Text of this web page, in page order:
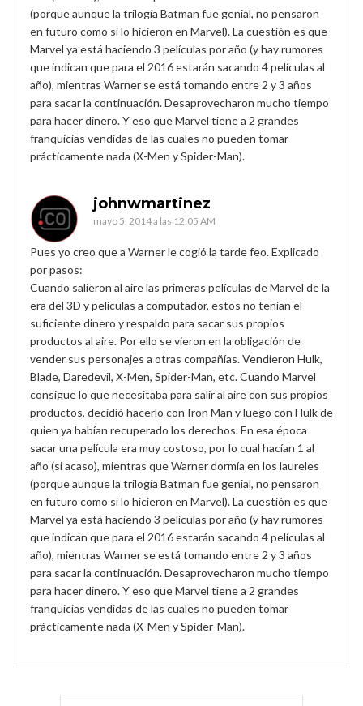
(porque aunque la trilogía Batman fue genial, no pensaron
en futuro como sí lo hicieron en Marvel). La cuestión es que
Marvel ya está haciendo 3 películas por año (y hay rumores
que indican que para el 2016 estarán sacando 4 películas al
año), mientras Warner se está tomando entre 2 y 3 años
para sacar la continuación. Desaprovecharon mucho tiempo
para hacer dinero. Y eso que Marvel tiene a 2 grandes
franquicias vendidas de las cuales no pueden tomar
prácticamente nada (X-Men y Spider-Man).
johnwmartinez
mayo 5, 2014 a las 12:05 AM
Pues yo creo que a Warner le cogió la tarde feo. Explicado
por pasos:
Cuando salieron al aire las primeras películas de Marvel de la
era del 3D y películas a computador, estos no tenían el
suficiente dinero y respaldo para sacar sus propios
productos al aire. Por ello se vieron en la obligación de
vender sus personajes a otras compañías. Vendieron Hulk,
Blade, Daredevil, X-Men, Spider-Man, etc. Cuando Marvel
consigue lo que necesitaba para salir al aire con sus propios
productos, decidió hacerlo con Iron Man y luego con Hulk de
quien ya habían recuperado los derechos. En esa época
sacar una película era muy costoso, por lo cual hacían 1 al
año (si acaso), mientras que Warner dormía en los laureles
(porque aunque la trilogía Batman fue genial, no pensaron
en futuro como sí lo hicieron en Marvel). La cuestión es que
Marvel ya está haciendo 3 películas por año (y hay rumores
que indican que para el 2016 estarán sacando 4 películas al
año), mientras Warner se está tomando entre 2 y 3 años
para sacar la continuación. Desaprovecharon mucho tiempo
para hacer dinero. Y eso que Marvel tiene a 2 grandes
franquicias vendidas de las cuales no pueden tomar
prácticamente nada (X-Men y Spider-Man).